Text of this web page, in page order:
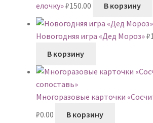
елочку»₽150.00 В корзину
Новогодняя игра «Дед Мороз»₽
В корзину
Многоразовые карточки
₽0.00 В корзину